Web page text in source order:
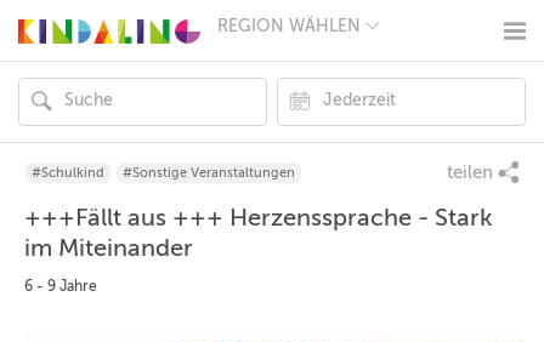
REGION WÄHLEN
MÜNCHEN
HAMBURG
FRANKFURT
KÖLN
DÜSSELDORF
ESSEN
#Schulkind #Sonstige Veranstaltungen teilen
+++Fällt aus +++ Herzenssprache - Stark
im Miteinander
6 - 9 Jahre